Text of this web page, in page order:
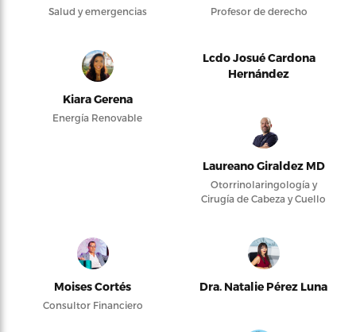
Salud y emergencias Profesor de derecho
Kiara Gerena
Energía Renovable
Lcdo Josué Cardona
Hernández
Laureano Giraldez MD
Otorrinolaringología y
Cirugía de Cabeza y Cuello
Moises Cortés
Consultor Financiero
Dra. Natalie Pérez Luna